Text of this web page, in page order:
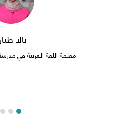
تالا
معلمة اللغة العربية في
شذى سعد